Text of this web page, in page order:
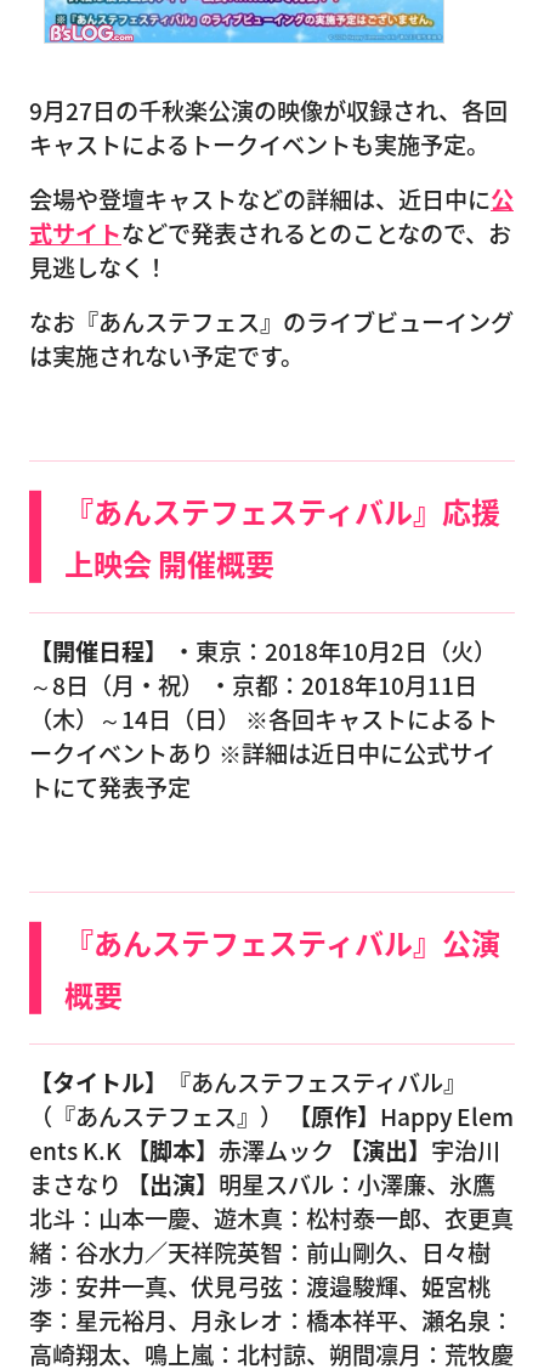
9月27日の千秋楽公演の映像が収録され、各回
キャストによるトークイベントも実施予定。
会場や登壇キャストなどの詳細は、近日中に公
式サイトなどで発表されるとのことなので、お
見逃しなく！
なお『あんステフェス』のライブビューイング
は実施されない予定です。
『あんステフェスティバル』応援
上映会 開催概要
【開催日程】
・東京：2018年10月2日（火）
～8日（月・祝） ・京都：2018年10月11日
（木）～14日（日） ※各回キャストによるト
ークイベントあり ※詳細は近日中に公式サイ
トにて発表予定
『あんステフェスティバル』公演
概要
【タイトル】
『あんステフェスティバル』
（『あんステフェス』）
【原作】 Happy Elem
ents K.K 【脚本】 赤澤ムック 【演出】 宇治川
まさなり
【出演】 明星スバル：小澤廉、氷鷹
北斗：山本一慶、遊木真：松村泰一郎、衣更真
緒：谷水力／天祥院英智：前山剛久、日々樹
渉：安井一真、伏見弓弦：渡邉駿輝、姫宮桃
李：星元裕月、月永レオ：橋本祥平、瀬名泉：
高崎翔太、鳴上嵐：北村諒、朔間凛月：荒牧慶